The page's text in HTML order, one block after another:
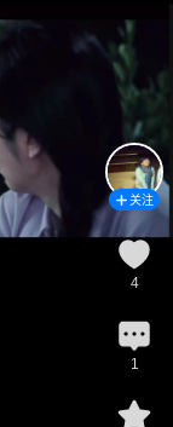
关注
4
1